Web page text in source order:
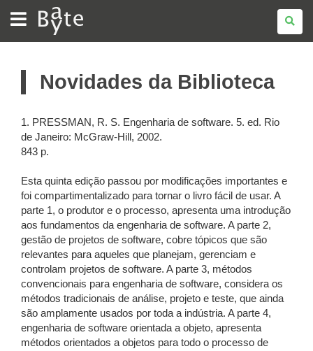
BATE
BYTE
Novidades da Biblioteca
1. PRESSMAN, R. S. Engenharia de software. 5. ed. Rio
de Janeiro: McGraw-Hill, 2002.
843 p.
Esta quinta edição passou por modificações importantes e
foi compartimentalizado para tornar o livro fácil de usar. A
parte 1, o produtor e o processo, apresenta uma introdução
aos fundamentos da engenharia de software. A parte 2,
gestão de projetos de software, cobre tópicos que são
relevantes para aqueles que planejam, gerenciam e
controlam projetos de software. A parte 3, métodos
convencionais para engenharia de software, considera os
métodos tradicionais de análise, projeto e teste, que ainda
são amplamente usados por toda a indústria. A parte 4,
engenharia de software orientada a objeto, apresenta
métodos orientados a objetos para todo o processo de